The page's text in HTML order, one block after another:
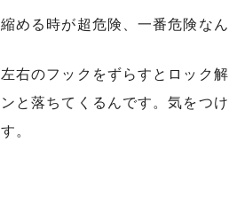
縮める時が超危険、一番危険なん
左右のフックをずらすとロック
ンと落ちてくるんです。気をつ
す。